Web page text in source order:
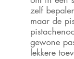
zelf
maar de
gewone
lekkere